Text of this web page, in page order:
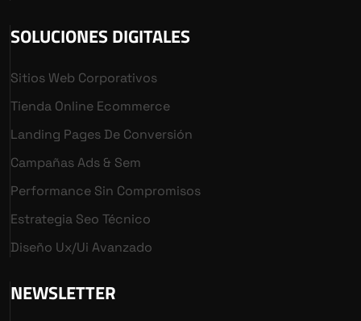
SOLUCIONES DIGITALES
Sitios Web Corporativos
Tienda Online Ecommerce
Landing Pages De Conversión
Campañas Ads & Sem
Performance Sin Compromisos
Estrategia Seo Técnico
Diseño Ux/ui Avanzado
NEWSLETTER